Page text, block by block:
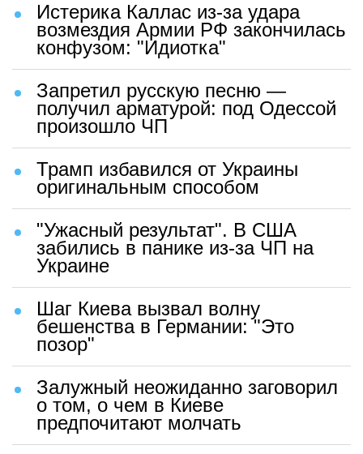
Истерика Каллас из-за удара
возмездия Армии РФ закончилась
конфузом: "Идиотка"
Запретил русскую песню —
получил арматурой: под Одессой
произошло ЧП
Трамп избавился от Украины
оригинальным способом
"Ужасный результат". В США
забились в панике из-за ЧП на
Украине
Шаг Киева вызвал волну
бешенства в Германии: "Это
позор"
Залужный неожиданно заговорил
о том, о чем в Киеве
предпочитают молчать